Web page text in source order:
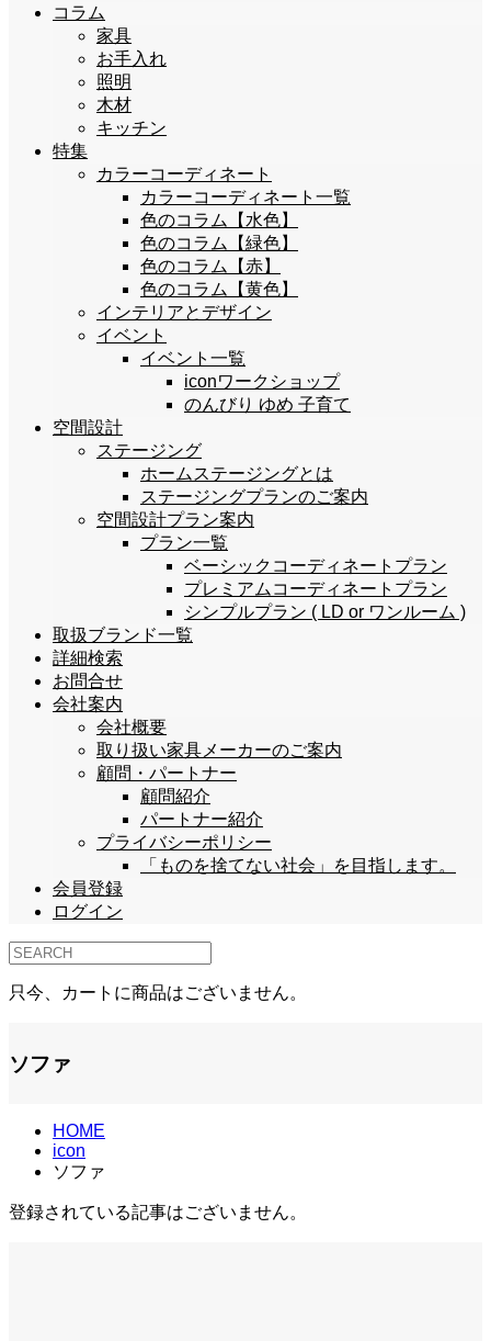
コラム
家具
お手入れ
照明
木材
キッチン
特集
カラーコーディネート
カラーコーディネート一覧
色のコラム【水色】
色のコラム【緑色】
色のコラム【赤】
色のコラム【黄色】
インテリアとデザイン
イベント
イベント一覧
iconワークショップ
のんびり ゆめ 子育て
空間設計
ステージング
ホームステージングとは
ステージングプランのご案内
空間設計プラン案内
プラン一覧
ベーシックコーディネートプラン
プレミアムコーディネートプラン
シンプルプラン ( LD or ワンルーム )
取扱ブランド一覧
詳細検索
お問合せ
会社案内
会社概要
取り扱い家具メーカーのご案内
顧問・パートナー
顧問紹介
パートナー紹介
プライバシーポリシー
「ものを捨てない社会」を目指します。
会員登録
ログイン
只今、カートに商品はございません。
ソファ
HOME
icon
ソファ
登録されている記事はございません。